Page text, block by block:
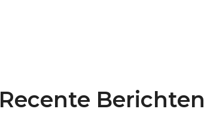
Recente Berichten